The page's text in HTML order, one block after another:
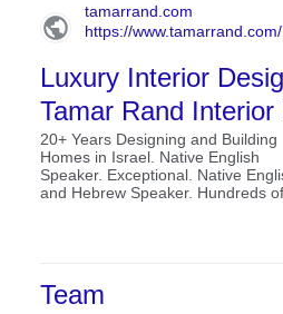
עיצוב החדרים,
אך עם הזמן התפתחו להם
תוכן משלהם. דוגמא
בית, הום סטיילינג ועוד.
שבכתר
בין עיצוב פנים לאדריכלות,
עוסקת בעיצוב המבנה
יותר עם היופי ופחות עם